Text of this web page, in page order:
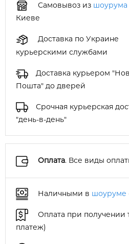
Самовывоз из шоурума
Киеве
Доставка по Украине
курьерскими службами
Доставка курьером
Пошта" до дверей
Срочная курьерская
"день-в-день"
Оплата. Все виды
Наличными в шоуруме
Оплата при получении
платеж)